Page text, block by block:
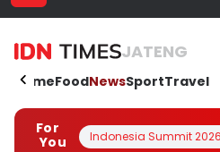
JATENG
HomeFoodNewsSportTravel
For
You
Indonesia Summit 2026